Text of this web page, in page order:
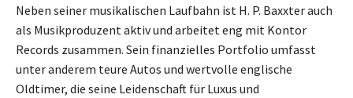
Neben seiner musikalischen Laufbahn ist H. P. Baxxter auch
als Musikproduzent aktiv und arbeitet eng mit Kontor
Records zusammen. Sein finanzielles Portfolio umfasst
unter anderem teure Autos und wertvolle englische
Oldtimer, die seine Leidenschaft für Luxus und